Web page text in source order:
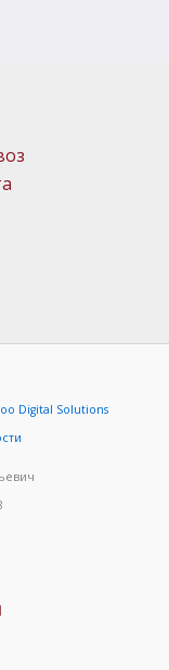
Digital Solutions